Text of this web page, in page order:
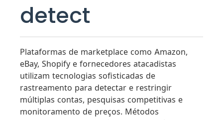
detect
Plataformas de marketplace como Amazon,
eBay, Shopify e fornecedores atacadistas
utilizam tecnologias sofisticadas de
rastreamento para detectar e restringir
múltiplas contas, pesquisas competitivas e
monitoramento de preços. Métodos